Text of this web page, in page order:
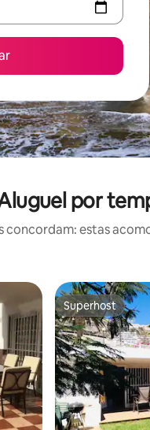
por
concordam: estas
Superhost
Superhost